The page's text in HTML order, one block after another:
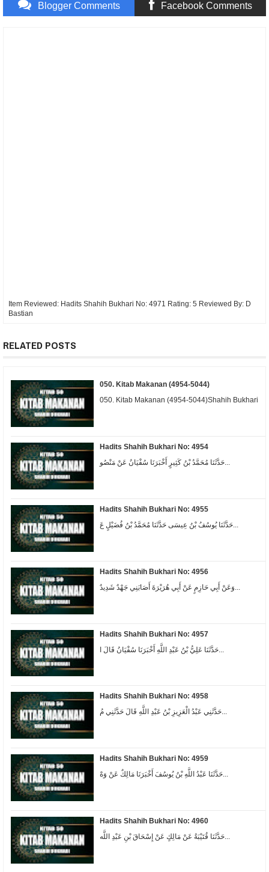
Blogger Comments Facebook Comments
Item Reviewed: Hadits Shahih Bukhari No: 4971 Rating: 5 Reviewed By: D
Bastian
RELATED POSTS
050. Kitab Makanan (4954-5044)
050. Kitab Makanan (4954-5044)Shahih Bukhari
Hadits Shahih Bukhari No: 4954
حَدَّثَنَا مُحَمَّدُ بْنُ كَثِيرٍ أَخْبَرَنَا سُفْيَانُ عَنْ مَنْصُو...
Hadits Shahih Bukhari No: 4955
حَدَّثَنَا يُوسُفُ بْنُ عِيسَى حَدَّثَنَا مُحَمَّدُ بْنُ فُضَيْلٍ عَ...
Hadits Shahih Bukhari No: 4956
Hadits Shahih Bukhari No: 4957
Hadits Shahih Bukhari No: 4958
حَدَّثَنِي عَبْدُ الْعَزِيزِ بْنُ عَبْدِ اللَّهِ قَالَ حَدَّثَنِي مُ...
Hadits Shahih Bukhari No: 4959
حَدَّثَنَا عَبْدُ اللَّهِ بْنُ يُوسُفَ أَخْبَرَنَا مَالِكٌ عَنْ وَهْ...
Hadits Shahih Bukhari No: 4960
حَدَّثَنَا قُتَيْبَةُ عَنْ مَالِكٍ عَنْ إِسْحَاقَ بْنِ عَبْدِ اللَّه...